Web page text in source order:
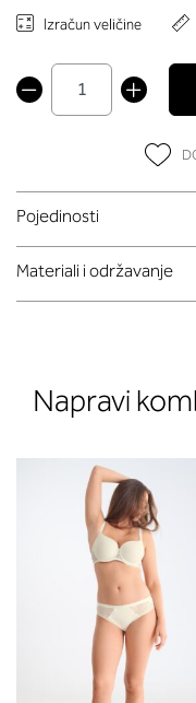
Izračun veličine
Pojedinosti
Materiali i održavanje
Napravi